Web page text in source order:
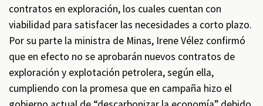
contratos en exploración, los cuales cuentan con
viabilidad para satisfacer las necesidades a corto plazo.
Por su parte la ministra de Minas, Irene Vélez confirmó
que en efecto no se aprobarán nuevos contratos de
exploración y explotación petrolera, según ella,
cumpliendo con la promesa que en campaña hizo el